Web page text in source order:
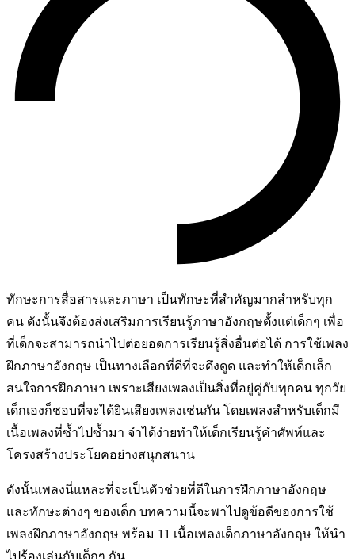
ทักษะการสื่อสารและภาษา เป็นทักษะที่สำคัญมากสำหรับทุก
คน ดังนั้นจึงต้องส่งเสริมการเรียนรู้ภาษาอังกฤษตั้งแต่เด็กๆ เพื่อ
ที่เด็กจะสามารถนำไปต่อยอดการเรียนรู้สิ่งอื่นต่อได้ การใช้เพลง
ฝึกภาษาอังกฤษ เป็นทางเลือกที่ดีที่จะดึงดูด และทำให้เด็กเล็ก
สนใจการฝึกภาษา เพราะเสียงเพลงเป็นสิ่งที่อยู่คู่กับทุกคน ทุกวัย
เด็กเองก็ชอบที่จะได้ยินเสียงเพลงเช่นกัน โดยเพลงสำหรับเด็กมี
เนื้อเพลงที่ซ้ำไปซ้ำมา จำได้ง่ายทำให้เด็กเรียนรู้คำศัพท์และ
โครงสร้างประโยคอย่างสนุกสนาน
ดังนั้นเพลงนี่แหละที่จะเป็นตัวช่วยที่ดีในการฝึกภาษาอังกฤษ
และทักษะต่างๆ ของเด็ก บทความนี้จะพาไปดูข้อดีของการใช้
เพลงฝึกภาษาอังกฤษ พร้อม 11 เนื้อเพลงเด็กภาษาอังกฤษ ให้นำ